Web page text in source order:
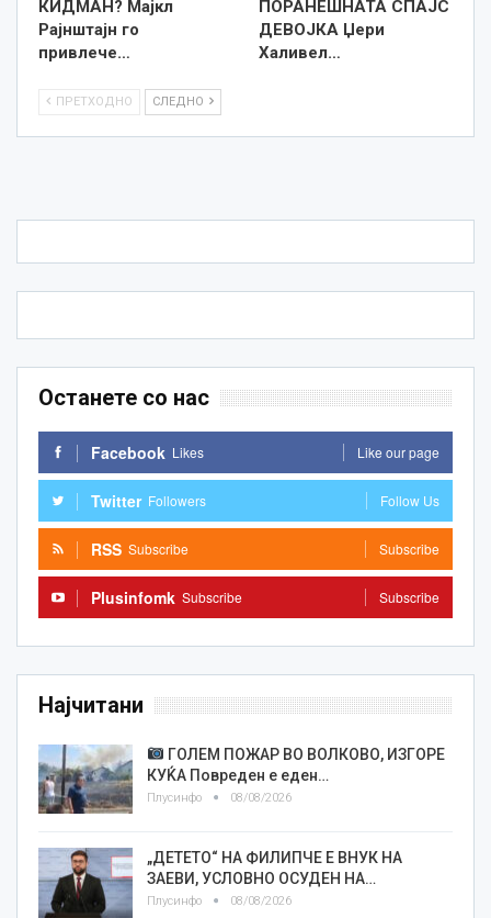
КИДМАН? Мајкл
Рајнштајн го
привлече…
ПОРАНЕШНАТА СПАЈС
ДЕВОЈКА Џери
Халивел…
ПРЕТХОДНО СЛЕДНО
Останете со нас
Facebook Likes Like our page
Twitter Followers Follow Us
RSS Subscribe Subscribe
Plusinfomk Subscribe Subscribe
Најчитани
ГОЛЕМ ПОЖАР ВО ВОЛКОВО, ИЗГОРЕ
КУЌА Повреден е еден…
Плусинфо 08/08/2026
„ДЕТЕТО“ НА ФИЛИПЧЕ Е ВНУК НА
ЗАЕВИ, УСЛОВНО ОСУДЕН НА…
Плусинфо 08/08/2026